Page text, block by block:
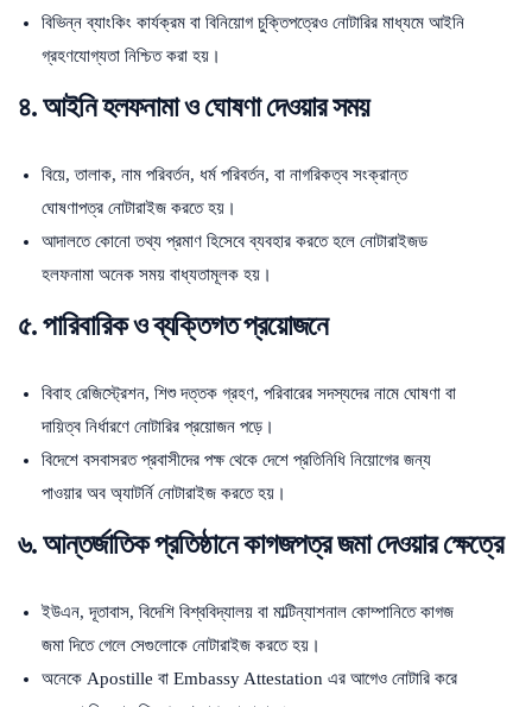
বিভিন্ন ব্যাংকিং কার্যক্রম বা বিনিয়োগ চুক্তিপত্রেও নোটারির মাধ্যমে আইনি
গ্রহণযোগ্যতা নিশ্চিত করা হয়।
৪. আইনি হলফনামা ও ঘোষণা দেওয়ার সময়
বিয়ে, তালাক, নাম পরিবর্তন, ধর্ম পরিবর্তন, বা নাগরিকত্ব সংক্রান্ত
ঘোষণাপত্র নোটারাইজ করতে হয়।
আদালতে কোনো তথ্য প্রমাণ হিসেবে ব্যবহার করতে হলে নোটারাইজড
হলফনামা অনেক সময় বাধ্যতামূলক হয়।
৫. পারিবারিক ও ব্যক্তিগত প্রয়োজনে
বিবাহ রেজিস্ট্রেশন, শিশু দত্তক গ্রহণ, পরিবারের সদস্যদের নামে ঘোষণা বা
দায়িত্ব নির্ধারণে নোটারির প্রয়োজন পড়ে।
বিদেশে বসবাসরত প্রবাসীদের পক্ষ থেকে দেশে প্রতিনিধি নিয়োগের জন্য
পাওয়ার অব অ্যাটর্নি নোটারাইজ করতে হয়।
৬. আন্তর্জাতিক প্রতিষ্ঠানে কাগজপত্র জমা দেওয়ার ক্ষেত্রে
ইউএন, দূতাবাস, বিদেশি বিশ্ববিদ্যালয় বা মাল্টিন্যাশনাল কোম্পানিতে কাগজ
জমা দিতে গেলে সেগুলোকে নোটারাইজ করতে হয়।
অনেকে Apostille বা Embassy Attestation এর আগেও নোটারি করে